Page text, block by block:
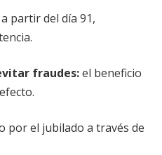
partir del día 91,
fraudes:el beneficio
por el jubilado a través de